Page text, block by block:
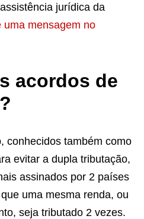
jurídica da
uma mensagem no
acordos de
conhecidos também como
evitar a dupla tributação,
assinados por 2 países
uma mesma renda, ou
seja tributado 2 vezes.